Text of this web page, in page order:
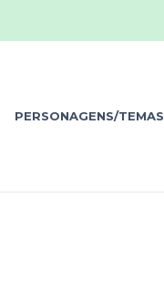
PERSONAGENS/TEMAS